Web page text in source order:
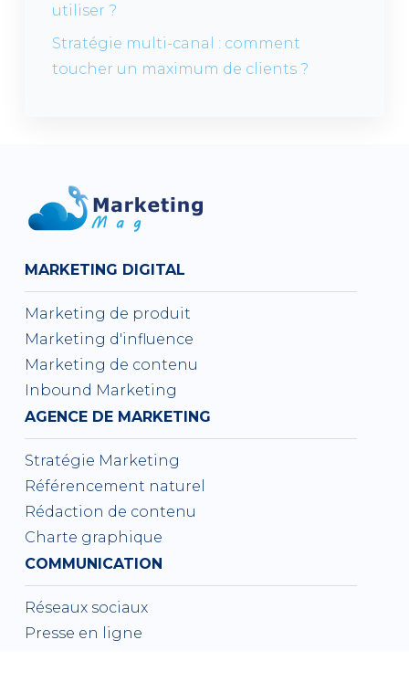
utiliser ?
Stratégie multi-canal : comment
toucher un maximum de clients ?
MARKETING DIGITAL
Marketing de produit
Marketing d'influence
Marketing de contenu
Inbound Marketing
AGENCE DE MARKETING
Stratégie Marketing
Référencement naturel
Rédaction de contenu
Charte graphique
COMMUNICATION
Réseaux sociaux
Presse en ligne